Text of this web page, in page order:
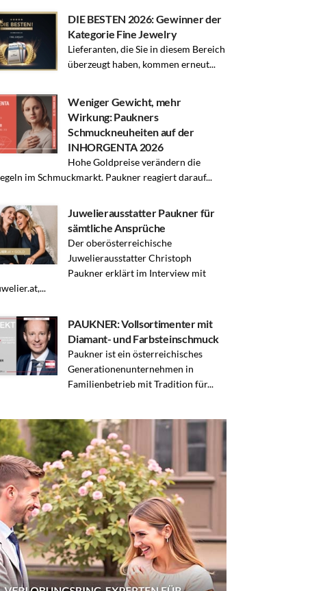
DIE BESTEN 2026: Gewinner der
Kategorie Fine Jewelry
Lieferanten, die Sie in diesem Bereich
überzeugt haben, kommen erneut...
Weniger Gewicht, mehr
Wirkung: Paukners
Schmuckneuheiten auf der
INHORGENTA 2026
Hohe Goldpreise verändern die
im Schmuckmarkt. Paukner reagiert darauf...
Juwelierausstatter Paukner für
sämtliche Ansprüche
Der oberösterreichische
Juwelierausstatter Christoph
Paukner erklärt im Interview mit
PAUKNER: Vollsortimenter mit
Diamant- und Farbsteinschmuck
Paukner ist ein österreichisches
Generationenunternehmen in
Familienbetrieb mit Tradition für...